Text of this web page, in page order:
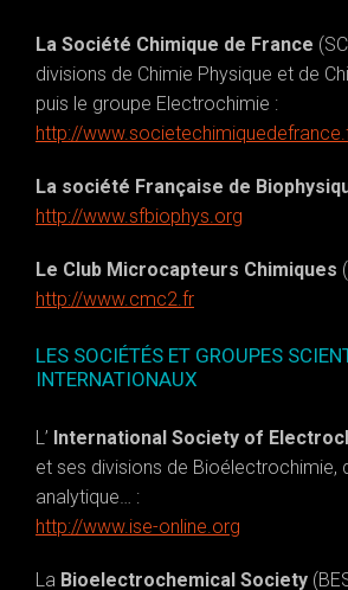
La Société Chimique de France
divisions de Chimie Physique et de
puis le groupe Electrochimie :
http://
La société Française de
http://www.sfbiophys.org
Le Club Microcapteurs Chimiques
http://www.cmc2.fr
LES SOCIÉTÉS ET GROUPES
INTERNATIONAUX
L’ International Society of
et ses divisions de Bioélectrochimie,
analytique… :
http://www.ise-online.org
La Bioelectrochemical Society